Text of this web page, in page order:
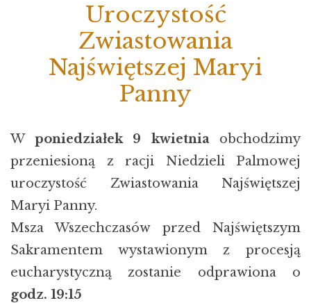
Uroczystość
Zwiastowania
Najświętszej Maryi
Panny
W poniedziałek 9 kwietniaobchodzimy
przeniesioną z racji Niedzieli Palmowej
uroczystość Zwiastowania Najświętszej
Maryi Panny.
Msza Wszechczasów przed Najświętszym
Sakramentem wystawionym z procesją
eucharystyczną zostanie odprawiona o
godz. 19:15